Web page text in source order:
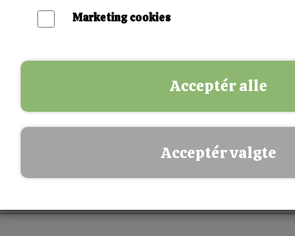
✅ Hurtig levering
Marketing cookies
Acceptér alle
Acceptér valgte